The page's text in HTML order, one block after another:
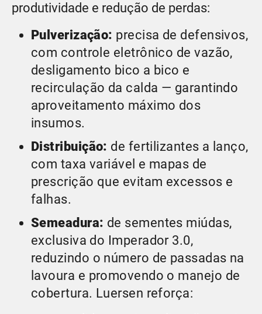
produtividade e redução de perdas:
Pulverização: precisa de defensivos,
com controle eletrônico de vazão,
desligamento bico a bico e
recirculação da calda — garantindo
aproveitamento máximo dos
insumos.
Distribuição: de fertilizantes a lanço,
com taxa variável e mapas de
prescrição que evitam excessos e
falhas.
Semeadura: de sementes miúdas,
exclusiva do Imperador 3.0,
reduzindo o número de passadas na
lavoura e promovendo o manejo de
cobertura. Luersen reforça: